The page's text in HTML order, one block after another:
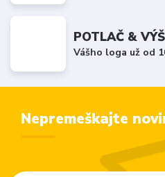
POTLAČ &
Vášho loga už od
Nepremeškajte